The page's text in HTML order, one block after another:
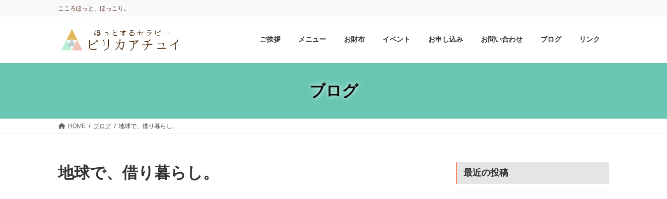
こころほっと、ほっこり。
ご挨拶 メニュー お財布 イベント お申し込み お問い合わせ ブログ リンク
ブログ
HOME ブログ 地球で、借り暮らし。
地球で、借り暮らし。 最近の投稿